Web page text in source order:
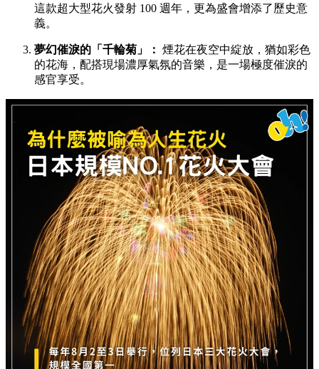
這款超大型花火發射 100 週年，更為盛會增添了歷史意
義。
夢幻催淚的「千輪菊」： 煙花在夜空中綻放，猶如彩色
的花海，配搭現場濃厚氣氛的音樂，是一場極度催淚的
感官享受。